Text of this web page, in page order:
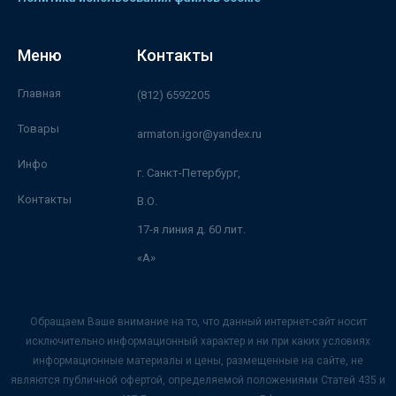
Меню
Главная
Товары
Инфо
Контакты
Контакты
(812) 6592205
armaton.igor@yandex.ru
г. Санкт-Петербург,
В.О.
17-я линия д. 60 лит.
«А»
Обращаем Ваше внимание на то, что данный интернет-сайт носит
исключительно информационный характер и ни при каких условиях
информационные материалы и цены, размещенные на сайте, не
являются публичной офертой, определяемой положениями Статей 435 и